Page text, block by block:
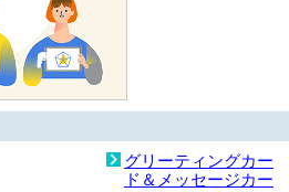
グリーティングカー
ド＆メッセージカー